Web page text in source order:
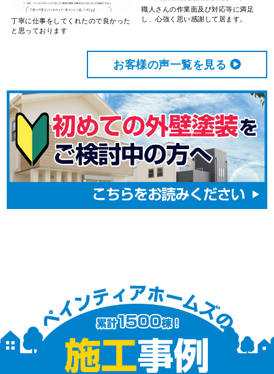
丁寧に仕事をしてくれたので良かった
と思っております
職人さんの作業面及び対応等に満足
し、心強く思い感謝して居ます。
お客様の声⼀覧を⾒る